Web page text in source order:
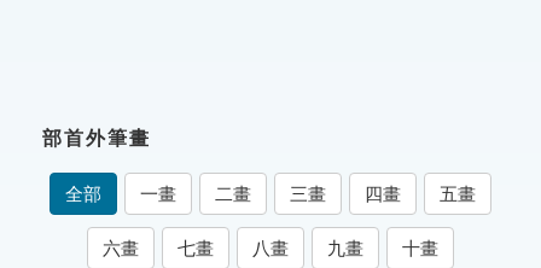
成語故事
索引選單
知識索引
部首外筆畫
全部 一畫 二畫 三畫 四畫 五畫
六畫 七畫 八畫 九畫 十畫